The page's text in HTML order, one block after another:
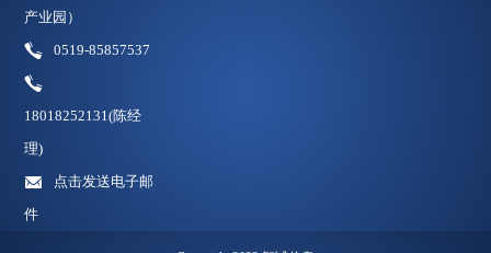
产业园）
0519-85857537
18018252131(陈经
理)
点击发送电子邮
件